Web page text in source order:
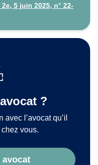
5 juin 2025, n° 22-
?
l’avocat qu’il
vous.
avocat